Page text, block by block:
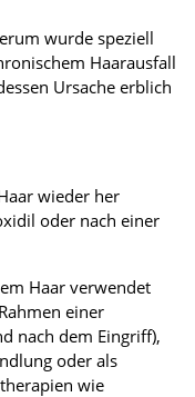
wurde speziell
Haarausfall
Ursache erblich
wieder her
oder nach einer
Haar verwendet
einer
nach dem Eingriff),
oder als
wie